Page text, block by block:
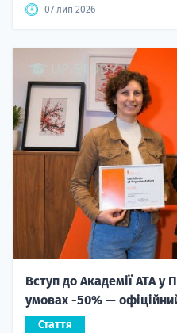
07 лип 2026
Вступ до Академії ATA у
умовах -50% —
Стаття